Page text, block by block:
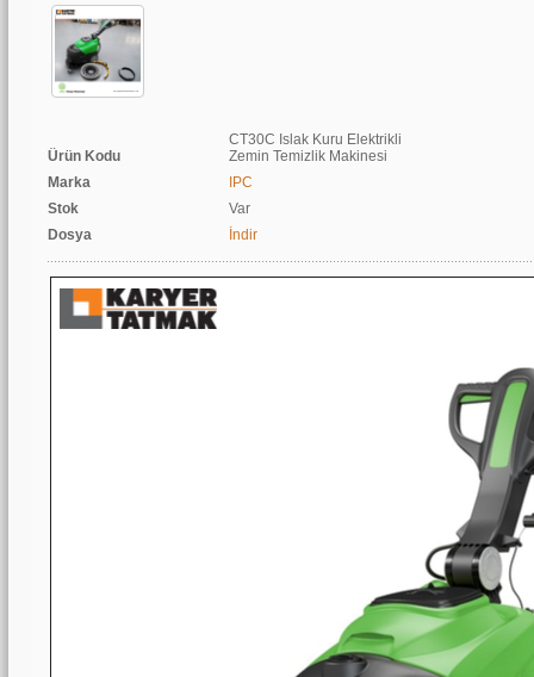
Ürün Kodu
CT30C Islak Kuru Elektrikli
Zemin Temizlik Makinesi
Marka
IPC
Stok
Var
Dosya
İndir